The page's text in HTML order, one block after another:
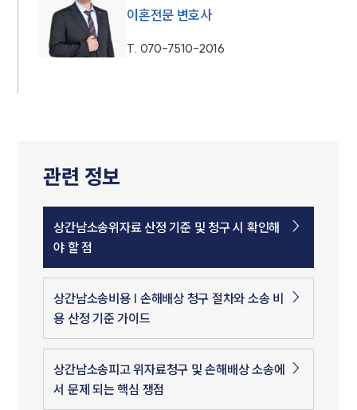
이혼전문 변호사
T. 070-7510-2016
관련 정보
상간남소송위자료 산정 기준 및 청구 시 확인해
야 할 점
상간남소송비용 | 손해배상 청구 절차와 소송 비
용 산정 기준 가이드
상간남소송피고 위자료청구 및 손해배상 소송에
서 문제 되는 핵심 쟁점